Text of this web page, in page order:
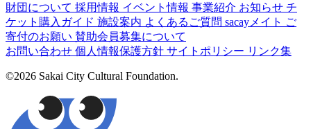
財団について 採用情報 イベント情報 事業紹介 お知らせ チ
ケット購入ガイド 施設案内 よくあるご質問 sacayメイト ご
寄付のお願い 賛助会員募集について
お問い合わせ 個人情報保護方針 サイトポリシー リンク集
©2026 Sakai City Cultural Foundation.